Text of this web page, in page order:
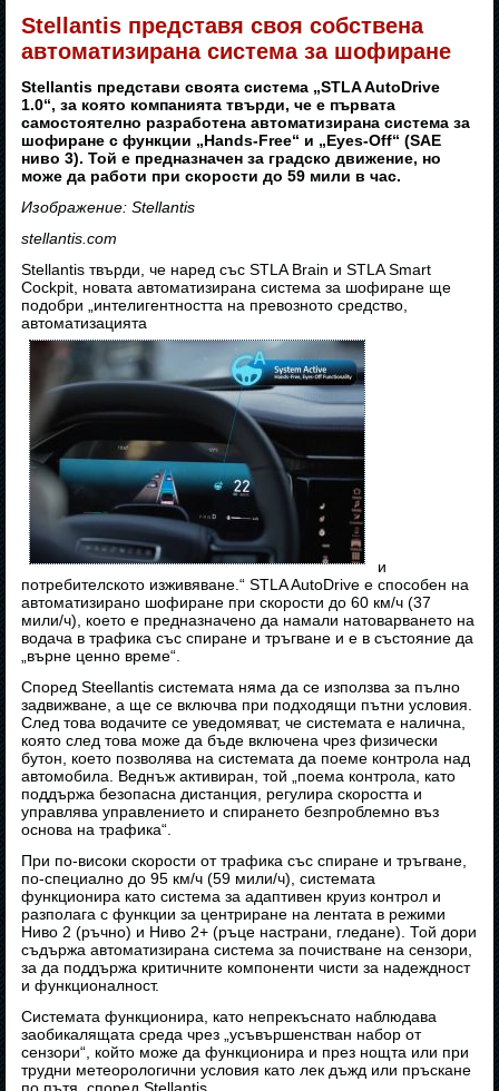
Stellantis представя своя собствена
автоматизирана система за шофиране
Stellantis представи своята система „STLA AutoDrive
1.0“, за която компанията твърди, че е първата
самостоятелно разработена автоматизирана система за
шофиране с функции „Hands-Free“ и „Eyes-Off“ (SAE
ниво 3). Той е предназначен за градско движение, но
може да работи при скорости до 59 мили в час.
Изображение: Stellantis
stellantis.com
Stellantis твърди, че наред със STLA Brain и STLA Smart
Cockpit, новата автоматизирана система за шофиране ще
подобри „интелигентността на превозното средство,
автоматизацията
и
потребителското изживяване.“ STLA AutoDrive е способен на
автоматизирано шофиране при скорости до 60 км/ч (37
мили/ч), което е предназначено да намали натоварването на
водача в трафика със спиране и тръгване и е в състояние да
„върне ценно време“.
Според Steellantis системата няма да се използва за пълно
задвижване, а ще се включва при подходящи пътни условия.
След това водачите се уведомяват, че системата е налична,
която след това може да бъде включена чрез физически
бутон, което позволява на системата да поеме контрола над
автомобила. Веднъж активиран, той „поема контрола, като
поддържа безопасна дистанция, регулира скоростта и
управлява управлението и спирането безпроблемно въз
основа на трафика“.
При по-високи скорости от трафика със спиране и тръгване,
по-специално до 95 км/ч (59 мили/ч), системата
функционира като система за адаптивен круиз контрол и
разполага с функции за центриране на лентата в режими
Ниво 2 (ръчно) и Ниво 2+ (ръце настрани, гледане). Той дори
съдържа автоматизирана система за почистване на сензори,
за да поддържа критичните компоненти чисти за надеждност
и функционалност.
Системата функционира, като непрекъснато наблюдава
заобикалящата среда чрез „усъвършенстван набор от
сензори“, който може да функционира и през нощта или при
трудни метеорологични условия като лек дъжд или пръскане